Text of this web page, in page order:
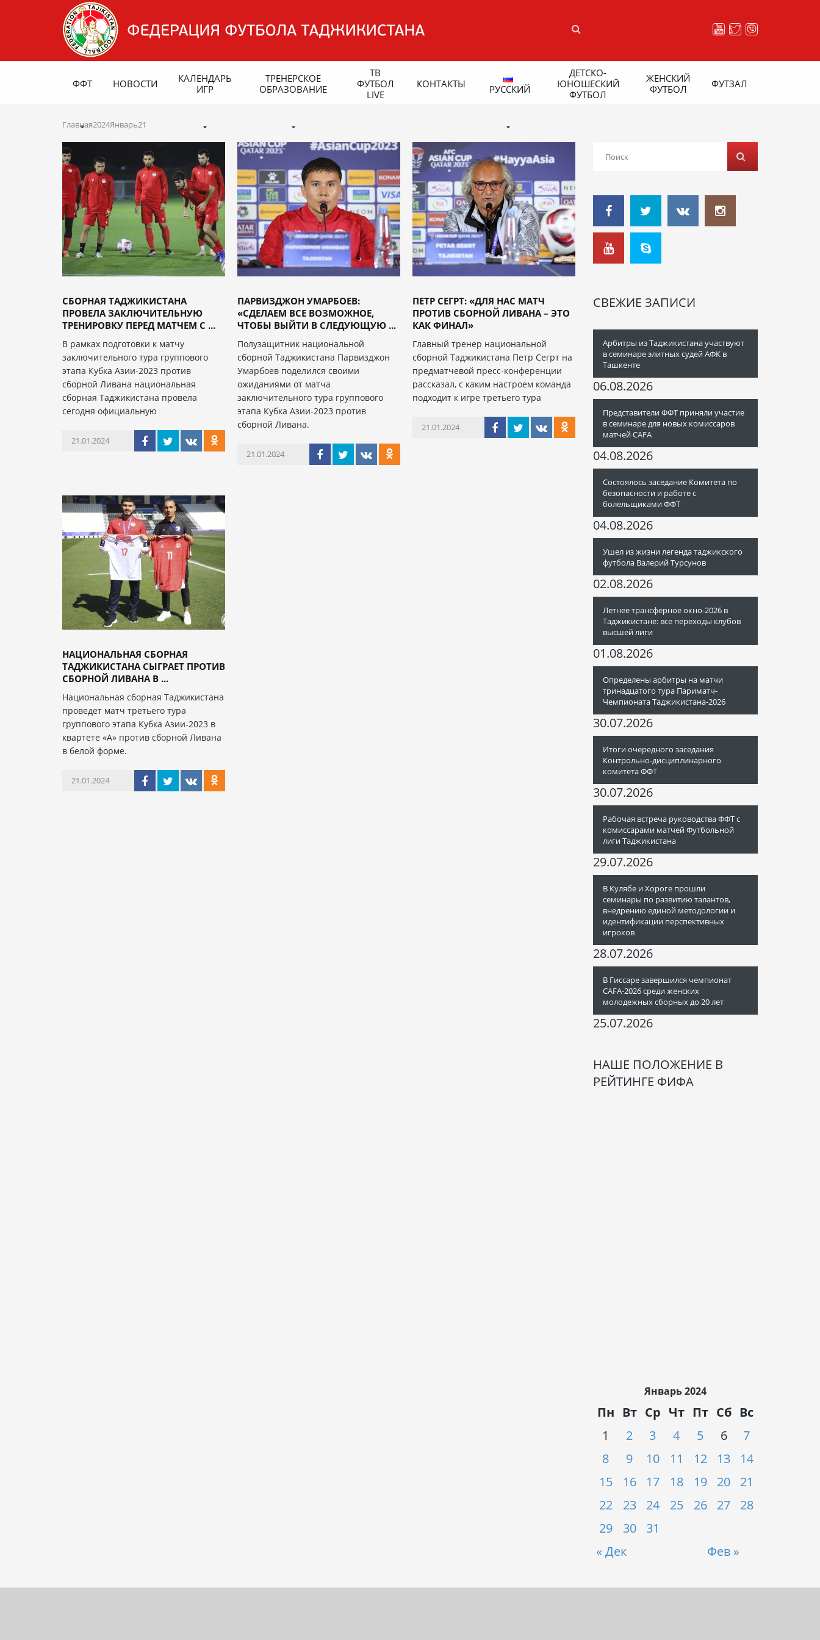
ФФТ НОВОСТИ
КАЛЕНДАРЬ
ИГР
ТРЕНЕРСКОЕ
ОБРАЗОВАНИЕ
ТВ
ФУТБОЛ
LIVE
КОНТАКТЫ РУССКИЙ
ДЕТСКО-
ЮНОШЕСКИЙ
ФУТБОЛ
ЖЕНСКИЙ
ФУТБОЛ
ФУТЗАЛ
Главная2024Январь21
СБОРНАЯ ТАДЖИКИСТАНА
ПРОВЕЛА ЗАКЛЮЧИТЕЛЬНУЮ
ТРЕНИРОВКУ ПЕРЕД МАТЧЕМ С ...
В рамках подготовки к матчу
заключительного тура группового
этапа Кубка Азии-2023 против
сборной Ливана национальная
сборная Таджикистана провела
сегодня официальную
21.01.2024
ПАРВИЗДЖОН УМАРБОЕВ:
«СДЕЛАЕМ ВСЕ ВОЗМОЖНОЕ,
ЧТОБЫ ВЫЙТИ В СЛЕДУЮЩУЮ ...
Полузащитник национальной
сборной Таджикистана Парвизджон
Умарбоев поделился своими
ожиданиями от матча
заключительного тура группового
этапа Кубка Азии-2023 против
сборной Ливана.
21.01.2024
ПЕТР СЕГРТ: «ДЛЯ НАС МАТЧ
ПРОТИВ СБОРНОЙ ЛИВАНА – ЭТО
КАК ФИНАЛ»
Главный тренер национальной
сборной Таджикистана Петр Сегрт на
предматчевой пресс-конференции
рассказал, с каким настроем команда
подходит к игре третьего тура
21.01.2024
НАЦИОНАЛЬНАЯ СБОРНАЯ
ТАДЖИКИСТАНА СЫГРАЕТ ПРОТИВ
СБОРНОЙ ЛИВАНА В ...
Национальная сборная Таджикистана
проведет матч третьего тура
группового этапа Кубка Азии-2023 в
квартете «А» против сборной Ливана
в белой форме.
21.01.2024
СВЕЖИЕ ЗАПИСИ
Арбитры из Таджикистана участвуют
в семинаре элитных судей АФК в
Ташкенте
06.08.2026
Представители ФФТ приняли участие
в семинаре для новых комиссаров
матчей CAFA
04.08.2026
Состоялось заседание Комитета по
безопасности и работе с
болельщиками ФФТ
04.08.2026
Ушел из жизни легенда таджикского
футбола Валерий Турсунов
02.08.2026
Летнее трансферное окно-2026 в
Таджикистане: все переходы клубов
высшей лиги
01.08.2026
Определены арбитры на матчи
тринадцатого тура Париматч-
Чемпионата Таджикистана-2026
30.07.2026
Итоги очередного заседания
Контрольно-дисциплинарного
комитета ФФТ
30.07.2026
Рабочая встреча руководства ФФТ с
комиссарами матчей Футбольной
лиги Таджикистана
29.07.2026
В Кулябе и Хороге прошли
семинары по развитию талантов,
внедрению единой методологии и
идентификации перспективных
игроков
28.07.2026
В Гиссаре завершился чемпионат
CAFA-2026 среди женских
молодежных сборных до 20 лет
25.07.2026
НАШЕ ПОЛОЖЕНИЕ В
РЕЙТИНГЕ ФИФА
Январь 2024
Пн Вт Ср Чт Пт Сб Вс
« Дек Фев »
1 2 3 4 5 6
7
8
9 10 11 12 13
14
15
16 17 18 19 20
21
22
23 24 25 26 27
28
29
30 31